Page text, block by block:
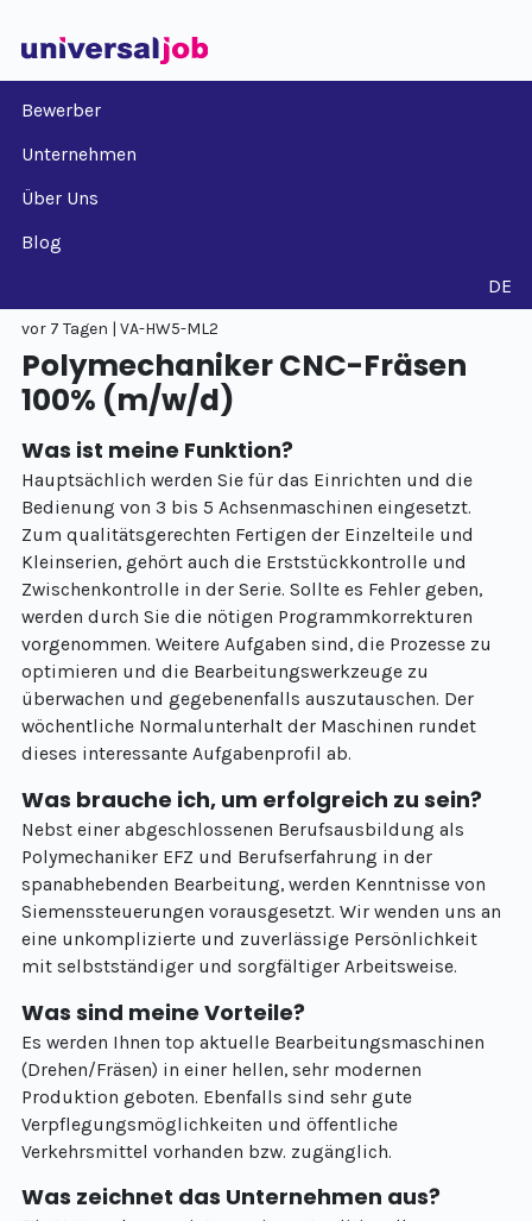
Bewerber
Unternehmen
Über Uns
Blog
DE
vor 7 Tagen | VA-HW5-ML2
Polymechaniker CNC-Fräsen
100% (m/w/d)
Was ist meine Funktion?
Hauptsächlich werden Sie für das Einrichten und die
Bedienung von 3 bis 5 Achsenmaschinen eingesetzt.
Zum qualitätsgerechten Fertigen der Einzelteile und
Kleinserien, gehört auch die Erststückkontrolle und
Zwischenkontrolle in der Serie. Sollte es Fehler geben,
werden durch Sie die nötigen Programmkorrekturen
vorgenommen. Weitere Aufgaben sind, die Prozesse zu
optimieren und die Bearbeitungswerkzeuge zu
überwachen und gegebenenfalls auszutauschen. Der
wöchentliche Normalunterhalt der Maschinen rundet
dieses interessante Aufgabenprofil ab.
Was brauche ich, um erfolgreich zu sein?
Nebst einer abgeschlossenen Berufsausbildung als
Polymechaniker EFZ und Berufserfahrung in der
spanabhebenden Bearbeitung, werden Kenntnisse von
Siemenssteuerungen vorausgesetzt. Wir wenden uns an
eine unkomplizierte und zuverlässige Persönlichkeit
mit selbstständiger und sorgfältiger Arbeitsweise.
Was sind meine Vorteile?
Es werden Ihnen top aktuelle Bearbeitungsmaschinen
(Drehen/Fräsen) in einer hellen, sehr modernen
Produktion geboten. Ebenfalls sind sehr gute
Verpflegungsmöglichkeiten und öffentliche
Verkehrsmittel vorhanden bzw. zugänglich.
Was zeichnet das Unternehmen aus?